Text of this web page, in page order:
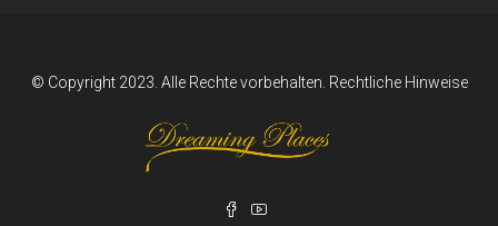
© Copyright 2023. Alle Rechte vorbehalten. Rechtliche Hinweise